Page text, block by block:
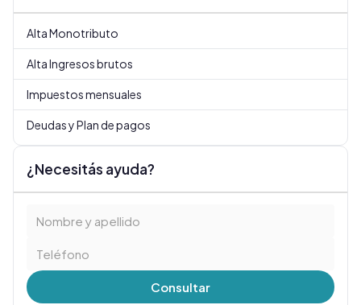
Alta Monotributo
Alta Ingresos brutos
Impuestos mensuales
Deudas y Plan de pagos
¿Necesitás ayuda?
Consultar